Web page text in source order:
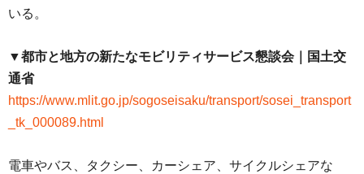
いる。
▼都市と地方の新たなモビリティサービス懇談会｜国土交
通省
https://www.mlit.go.jp/sogoseisaku/transport/sosei_transport
_tk_000089.html
電車やバス、タクシー、カーシェア、サイクルシェアな